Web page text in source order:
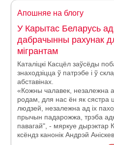
Апошняе на блогу
У Карытас Беларусь
дабрачынны рахунак
мігрантам
Каталіцкі Касцёл заўсёды
знаходзіцца ў патрэбе і ў
абставінах.
«Кожны чалавек, незалежна
родам, для нас ён як сястра
людзей, незалежна ад іх
прычын падарожжа, трэба
павагай", - мяркуе дырэктар
ксёндз канонік Андрэй